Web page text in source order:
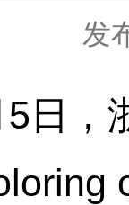
发
5 日，